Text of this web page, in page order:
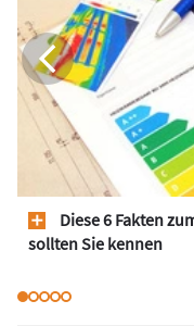
Diese 6 Fakten
sollten Sie kennen